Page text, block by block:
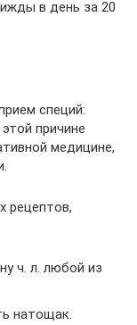
в день за 20
специй:
причине
медицине,
рецептов,
ч. л. любой из
натощак.